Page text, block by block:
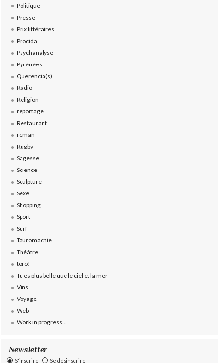
Politique
Presse
Prix littéraires
Procida
Psychanalyse
Pyrénées
Querencia(s)
Radio
Religion
reportage
Restaurant
roman
Rugby
Sagesse
Science
Sculpture
Sexe
Shopping
Sport
Surf
Tauromachie
Théâtre
toro!
Tu es plus belle que le ciel et la mer
Vins
Voyage
Web
Work in progress...
Newsletter
S'inscrire Se désinscrire